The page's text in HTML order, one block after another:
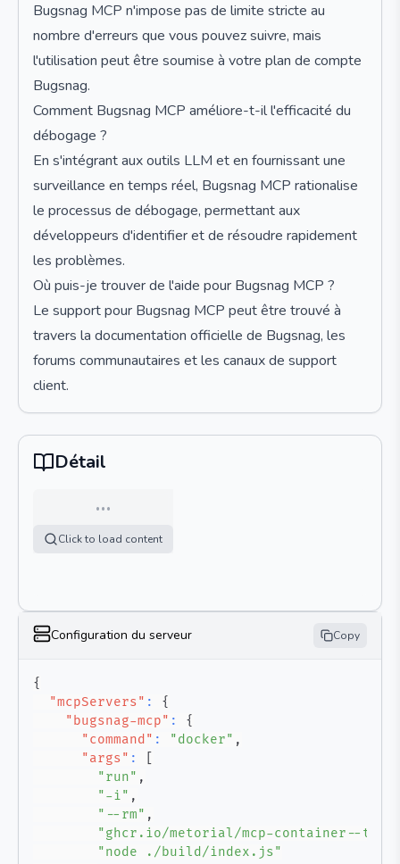
Bugsnag MCP n'impose pas de limite stricte au
nombre d'erreurs que vous pouvez suivre, mais
l'utilisation peut être soumise à votre plan de compte
Bugsnag.
Comment Bugsnag MCP améliore-t-il l'efficacité du
débogage ?
En s'intégrant aux outils LLM et en fournissant une
surveillance en temps réel, Bugsnag MCP rationalise
le processus de débogage, permettant aux
développeurs d'identifier et de résoudre rapidement
les problèmes.
Où puis-je trouver de l'aide pour Bugsnag MCP ?
Le support pour Bugsnag MCP peut être trouvé à
travers la documentation officielle de Bugsnag, les
forums communautaires et les canaux de support
client.
Détail
…
Click to load content
Configuration du serveur Copy
{
"mcpServers" :
{
"bugsnag-mcp" :
{
"command" : "docker" ,
"args" :
"run" ,
"-i" ,
"--rm" ,
"ghcr.io/metorial/mcp-container--
"node ./build/index.js"